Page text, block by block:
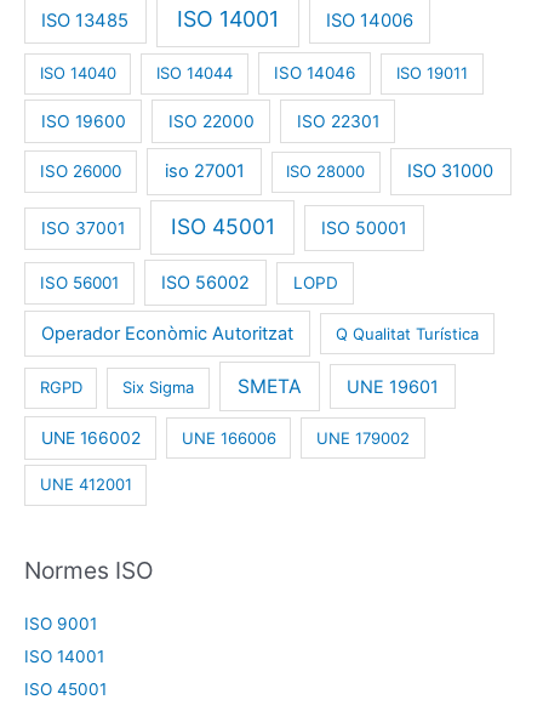
ISO 13485 ISO 14001 ISO 14006
ISO 14040 ISO 14044 ISO 14046 ISO 19011
ISO 19600 ISO 22000 ISO 22301
ISO 26000 iso 27001 ISO 28000 ISO 31000
ISO 37001 ISO 45001 ISO 50001
ISO 56001 ISO 56002 LOPD
Operador Econòmic Autoritzat Q Qualitat Turística
RGPD Six Sigma SMETA UNE 19601
UNE 166002 UNE 166006 UNE 179002
UNE 412001
Normes ISO
ISO 9001
ISO 14001
ISO 45001